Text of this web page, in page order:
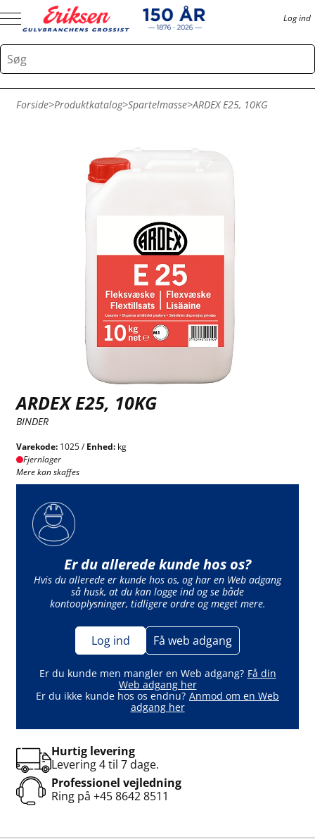
Log ind
Forside>Produktkatalog>Spartelmasse>ARDEX E25, 10KG
ARDEX E25, 10KG
BINDER
Varekode: 1025 /Enhed: kg
Fjernlager
Mere kan skaffes
Er du allerede kunde hos os?
Hvis du allerede er kunde hos os, og har en Web adgang
så husk, at du kan logge ind og se både
kontooplysninger, tidligere ordre og meget mere.
Log ind Få web adgang
Er du kunde men mangler en Web adgang? Få din
Web adgang her
Er du ikke kunde hos os endnu? Anmod om en Web
adgang her
Hurtig levering
Levering 4 til 7 dage.
Professionel vejledning
Ring på +45 8642 8511